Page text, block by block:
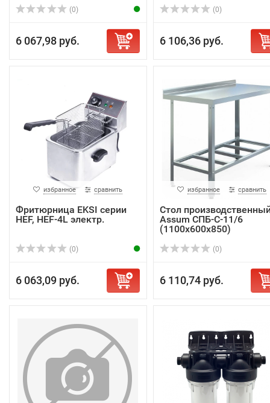
(0)
6 067,98 руб.
(0)
6 106,36 руб.
избранное сравнить
Фритюрница EKSI серии
HEF, HEF-4L электр.
(0)
6 063,09 руб.
избранное сравнить
Стол
Assum СПБ-С-11/6
(1100х600х850)
(0)
6 110,74 руб.